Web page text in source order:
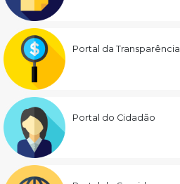
Portal da Transparência
Portal do Cidadão